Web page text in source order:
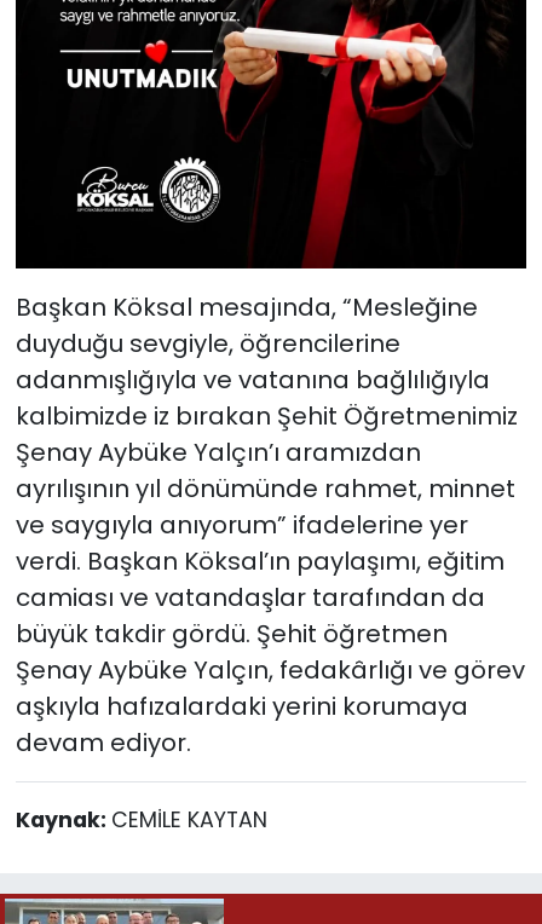
Başkan Köksal mesajında, “Mesleğine
duyduğu sevgiyle, öğrencilerine
adanmışlığıyla ve vatanına bağlılığıyla
kalbimizde iz bırakan Şehit Öğretmenimiz
Şenay Aybüke Yalçın’ı aramızdan
ayrılışının yıl dönümünde rahmet, minnet
ve saygıyla anıyorum” ifadelerine yer
verdi. Başkan Köksal’ın paylaşımı, eğitim
camiası ve vatandaşlar tarafından da
büyük takdir gördü. Şehit öğretmen
Şenay Aybüke Yalçın, fedakârlığı ve görev
aşkıyla hafızalardaki yerini korumaya
devam ediyor.
Kaynak: CEMİLE KAYTAN